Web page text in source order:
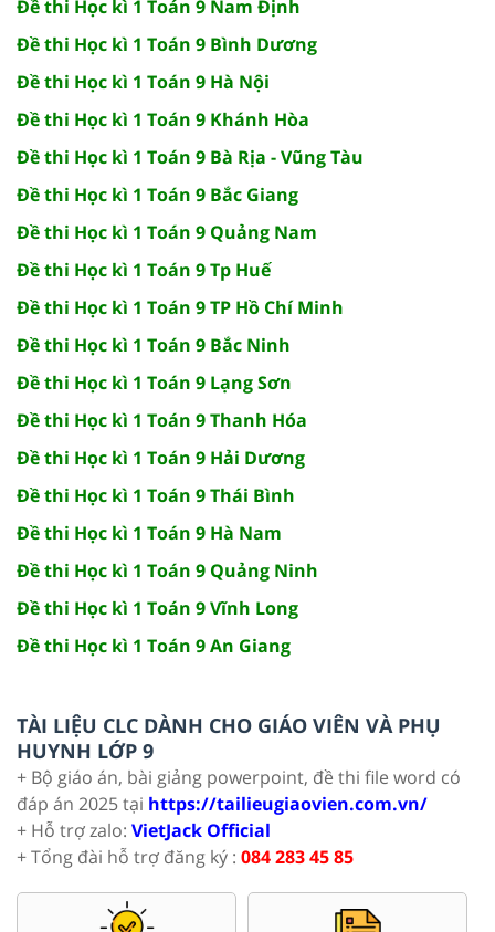
Đề thi Học kì 1 Toán 9 Nam Định
Đề thi Học kì 1 Toán 9 Bình Dương
Đề thi Học kì 1 Toán 9 Hà Nội
Đề thi Học kì 1 Toán 9 Khánh Hòa
Đề thi Học kì 1 Toán 9 Bà Rịa - Vũng Tàu
Đề thi Học kì 1 Toán 9 Bắc Giang
Đề thi Học kì 1 Toán 9 Quảng Nam
Đề thi Học kì 1 Toán 9 Tp Huế
Đề thi Học kì 1 Toán 9 TP Hồ Chí Minh
Đề thi Học kì 1 Toán 9 Bắc Ninh
Đề thi Học kì 1 Toán 9 Lạng Sơn
Đề thi Học kì 1 Toán 9 Thanh Hóa
Đề thi Học kì 1 Toán 9 Hải Dương
Đề thi Học kì 1 Toán 9 Thái Bình
Đề thi Học kì 1 Toán 9 Hà Nam
Đề thi Học kì 1 Toán 9 Quảng Ninh
Đề thi Học kì 1 Toán 9 Vĩnh Long
Đề thi Học kì 1 Toán 9 An Giang
TÀI LIỆU CLC DÀNH CHO GIÁO VIÊN VÀ PHỤ
HUYNH LỚP 9
+ Bộ giáo án, bài giảng powerpoint, đề thi file word có
đáp án 2025 tại https://tailieugiaovien.com.vn/
+ Hỗ trợ zalo: VietJack Official
+ Tổng đài hỗ trợ đăng ký : 084 283 45 85